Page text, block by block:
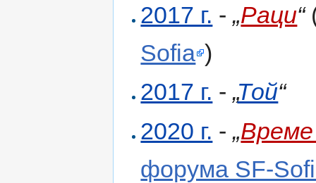
2017 г. -„Раци“
Sofia )
2017 г. -„Той“
2020 г. -„
форума SF-